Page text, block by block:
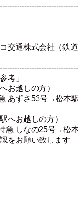
交通株式会社（鉄道
考」
お越しの方）
あずさ53号→松本
へお越しの方）
急 しなの25号→松
をお願い致します